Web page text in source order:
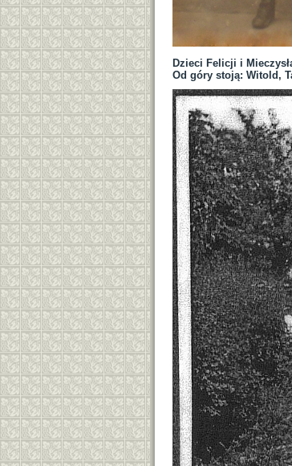
Dzieci Felicji i
Od góry stoją: Witold,